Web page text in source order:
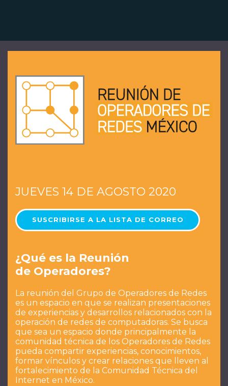
JUEVES 14 DE AGOSTO 2020
SUSCRIBIRSE A LA LISTA DE CORREO
¿Qué es la Reunión
de Operadores?
La reunión del Grupo de Operadores de Redes
es un espacio en que se realizan presentaciones
de experiencias y desarrollos relacionados con la
operación de redes de computadoras. Se busca
que sea un espacio donde principalmente la
comunidad técnica de los Operadores de Redes
pueda compartir experiencias, conocimientos,
formar vínculos y crear relaciones que lleven al
fortalecimiento de la Comunidad Técnica del
Internet en México.